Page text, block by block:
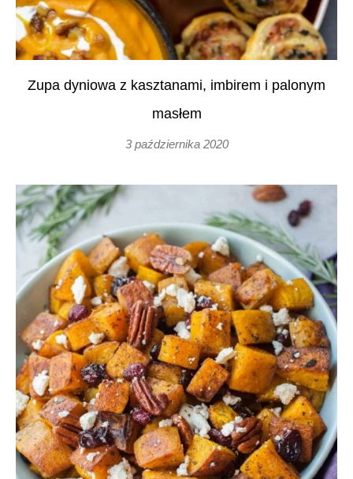
Zupa dyniowa z kasztanami, imbirem i palonym
masłem
3 października 2020